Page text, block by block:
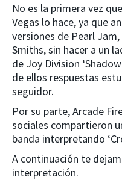
No es la primera vez
Vegas lo hace, ya que
versiones de Pearl
Smiths, sin hacer a un
de Joy Division
de ellos respuestas
seguidor.
Por su parte, Arcade
sociales compartieron
banda interpretando
A continuación te
interpretación.